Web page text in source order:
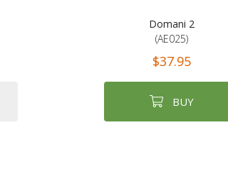
Domani 2
(AE025)
$37.95
BUY